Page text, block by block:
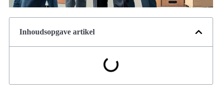
Inhoudsopgave artikel